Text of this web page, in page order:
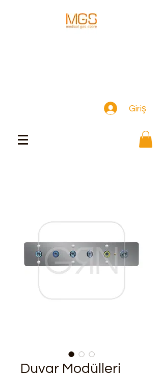
Giriş
Duvar Modülleri